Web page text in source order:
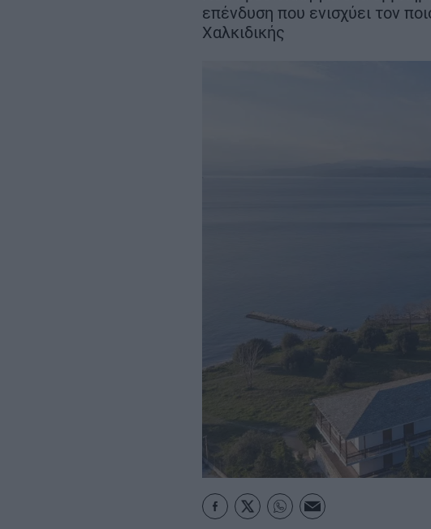
χρονοδιάγραμμα για το 2032
ΟΙΚΟΝΟΜΙΑ - ΕΠΙΧΕΙΡΗΣΕΙΣ
επένδυση που ενισχύει τον
Χαλκιδικής